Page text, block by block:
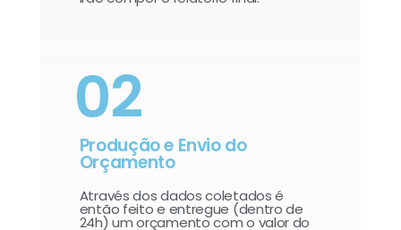
02
Produção e Envio do
Orçamento
Através dos dados coletados é
então feito e entregue (dentro de
24h) um orçamento com o valor do